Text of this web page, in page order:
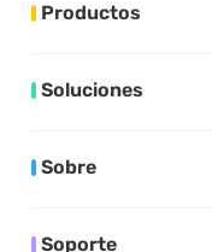
Productos
Soluciones
Sobre
Soporte